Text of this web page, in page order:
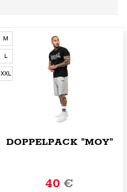
M
L
XXL
DOPPELPACK "MOY"
40€